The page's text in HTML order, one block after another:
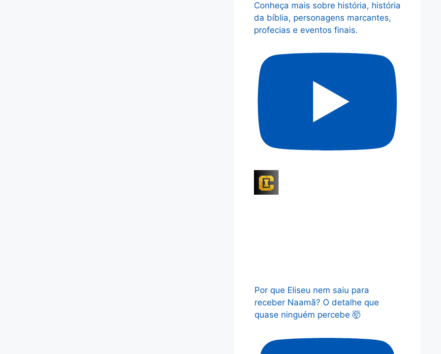
Conheça mais sobre história, história
da bíblia, personagens marcantes,
profecias e eventos finais.
Por que Eliseu nem saiu para
receber Naamã? O detalhe que
quase ninguém percebe 🤯